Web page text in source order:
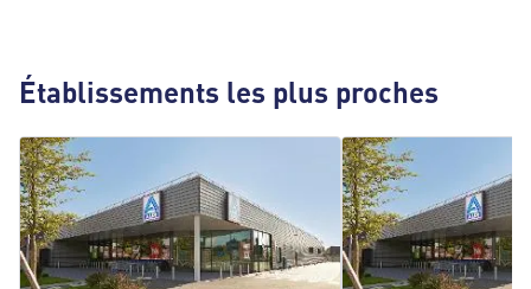
Établissements les plus proches